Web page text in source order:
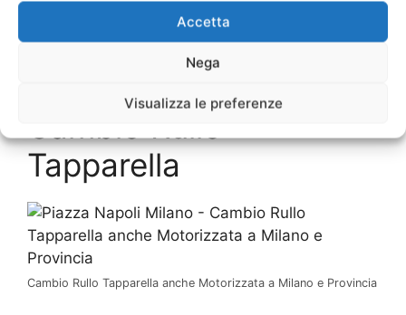
Accetta
Nega
Visualizza le preferenze
UTILIZZA IL MODULO PER AVERE IL
PREVENTIVO
Tapparella
Cambio Rullo Tapparella anche Motorizzata a Milano e Provincia